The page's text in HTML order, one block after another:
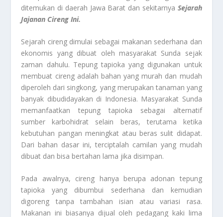
ditemukan di daerah Jawa Barat dan sekitarnya Sejarah
Jajanan Cireng Ini.
Sejarah cireng dimulai sebagai makanan sederhana dan
ekonomis yang dibuat oleh masyarakat Sunda sejak
zaman dahulu. Tepung tapioka yang digunakan untuk
membuat cireng adalah bahan yang murah dan mudah
diperoleh dari singkong, yang merupakan tanaman yang
banyak dibudidayakan di Indonesia. Masyarakat Sunda
memanfaatkan tepung tapioka sebagai alternatif
sumber karbohidrat selain beras, terutama ketika
kebutuhan pangan meningkat atau beras sulit didapat.
Dari bahan dasar ini, terciptalah camilan yang mudah
dibuat dan bisa bertahan lama jika disimpan.
Pada awalnya, cireng hanya berupa adonan tepung
tapioka yang dibumbui sederhana dan kemudian
digoreng tanpa tambahan isian atau variasi rasa.
Makanan ini biasanya dijual oleh pedagang kaki lima